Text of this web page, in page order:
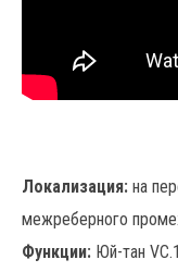
Локализация: на
межреберного
Функции: Юй-тан